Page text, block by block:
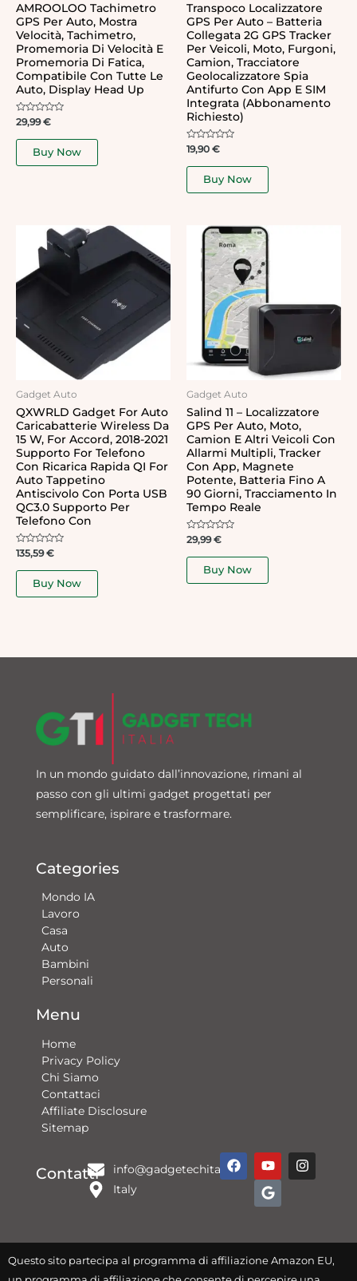
AMROOLOO Tachimetro
GPS Per Auto, Mostra
Velocità, Tachimetro,
Promemoria Di Velocità E
Promemoria Di Fatica,
Compatibile Con Tutte Le
Auto, Display Head Up
Rated
out
29,99€
Buy Now
Transpoco Localizzatore
GPS Per Auto – Batteria
Collegata 2G GPS Tracker
Per Veicoli, Moto, Furgoni,
Camion, Tracciatore
Geolocalizzatore Spia
Antifurto Con App E SIM
Integrata (Abbonamento
Richiesto)
Rated
out
19,90 €
Buy Now
Gadget Auto
QXWRLD Gadget For Auto
Caricabatterie Wireless Da
15 W, For Accord, 2018-2021
Supporto For Telefono
Con Ricarica Rapida QI For
Auto Tappetino
Antiscivolo Con Porta USB
QC3.0 Supporto Per
Telefono Con
Rated
out
135,59€
Buy Now
Gadget Auto
Salind 11 – Localizzatore
GPS Per Auto, Moto,
Camion E Altri Veicoli Con
Allarmi Multipli, Tracker
Con App, Magnete
Potente, Batteria Fino A
90 Giorni, Tracciamento In
Tempo Reale
Rated
out
29,99€
Buy Now
In un mondo guidato dall’innovazione, rimani al
passo con gli ultimi gadget progettati per
semplificare, ispirare e trasformare.
Categories
Mondo IA
Lavoro
Casa
Auto
Bambini
Personali
Menu
Home
Privacy Policy
Chi Siamo
Contattaci​
Affiliate Disclosure
Sitemap
Contatti
info@gadgetechitalia.it
Italy
F
a
c
o
k
Y
o
u
t
u
e
I
n
s
r
m
G
o
o
g
l
Questo sito partecipa al programma di affiliazione Amazon EU,